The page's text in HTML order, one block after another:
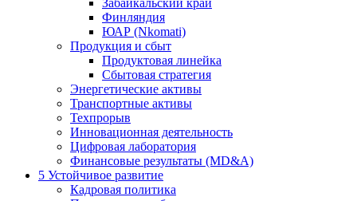
Забайкальский край
Финляндия
ЮАР (Nkomati)
Продукция и сбыт
Продуктовая линейка
Сбытовая стратегия
Энергетические активы
Транспортные активы
Техпрорыв
Инновационная деятельность
Цифровая лаборатория
Финансовые результаты (MD&A)
5 Устойчивое развитие
Кадровая политика